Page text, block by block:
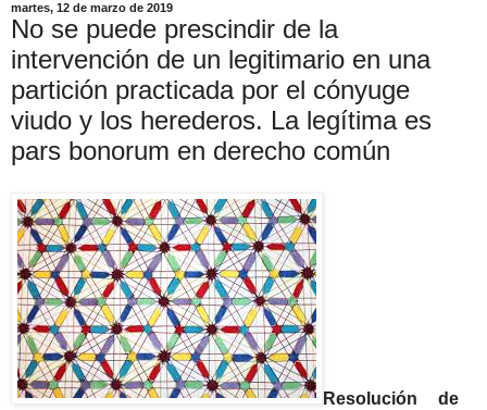
martes, 12 de marzo de 2019
No se puede prescindir de la
intervención de un legitimario en una
partición practicada por el cónyuge
viudo y los herederos. La legítima es
pars bonorum en derecho común
Resolución de